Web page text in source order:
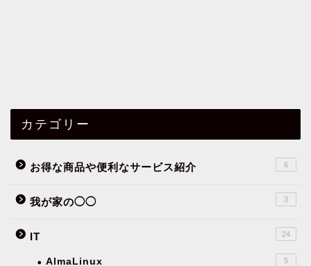
カテゴリー
お得な商品や便利なサービス紹介 6
我が家の◯◯ 3
IT 24
AlmaLinux 5